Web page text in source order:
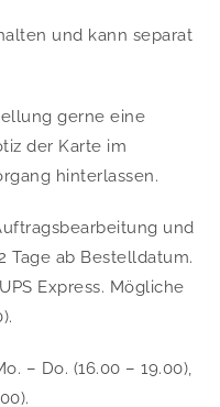
und kann separat
gerne eine
der Karte im
hinterlassen.
und
Tage ab Bestelldatum.
Express. Mögliche
– Do. (16.00 – 19.00),